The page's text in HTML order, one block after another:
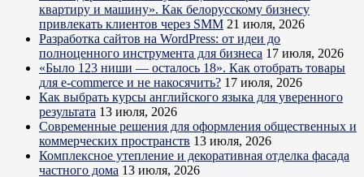
квартиру и машину». Как белорусскому бизнесу
привлекать клиентов через SMM 21 июля, 2026
Разработка сайтов на WordPress: от идеи до
полноценного инструмента для бизнеса 17 июля, 2026
«Было 123 ниши — осталось 18». Как отобрать товары
для e-commerce и не накосячить? 17 июля, 2026
Как выбрать курсы английского языка для уверенного
результата 13 июля, 2026
Современные решения для оформления общественных и
коммерческих пространств 13 июля, 2026
Комплексное утепление и декоративная отделка фасада
частного дома 13 июля, 2026